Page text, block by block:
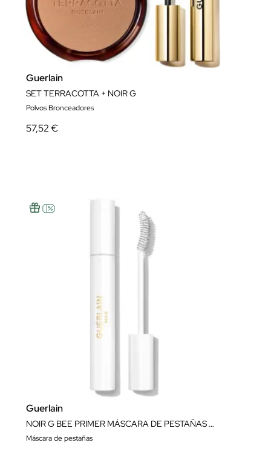
Guerlain
SET TERRACOTTA + NOIR G
Polvos Bronceadores
57,52 €
Guerlain
NOIR G BEE PRIMER MÁSCARA DE PESTAÑAS BASE-SÉRUM ENRIQUECIDA CON MIEL 91% DE ORIGEN NATURAL
Máscara de pestañas